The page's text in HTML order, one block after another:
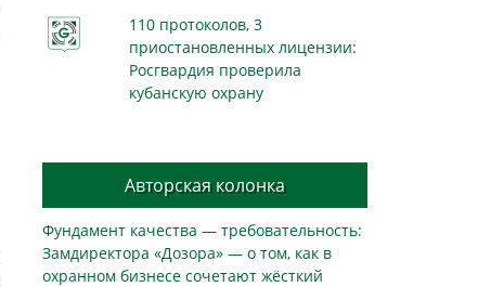
110 протоколов, 3
приостановленных лицензии:
Росгвардия проверила
кубанскую охрану
Авторская колонка
Фундамент качества — требовательность:
Замдиректора «Дозора» — о том, как в
охранном бизнесe сочетают жёсткий